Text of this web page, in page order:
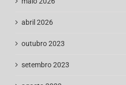
abril 2026
outubro 2023
setembro 2023